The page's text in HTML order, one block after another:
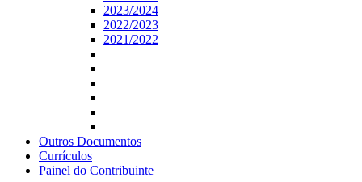
2023/2024
2022/2023
2021/2022
Outros Documentos
Currículos
Painel do Contribuinte